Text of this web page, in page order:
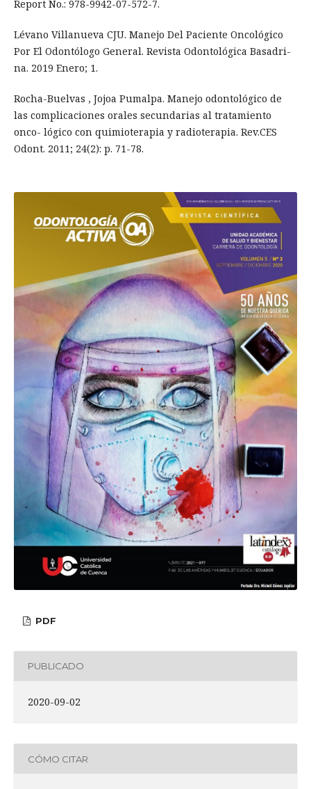
Report No.: 978-9942-07-572-7.
Lévano Villanueva CJU. Manejo Del Paciente Oncológico
Por El Odontólogo General. Revista Odontológica Basadri-
na. 2019 Enero; 1.
Rocha-Buelvas , Jojoa Pumalpa. Manejo odontológico de
las complicaciones orales secundarias al tratamiento
onco- lógico con quimioterapia y radioterapia. Rev.CES
Odont. 2011; 24(2): p. 71-78.
PDF
PUBLICADO
2020-09-02
CÓMO CITAR